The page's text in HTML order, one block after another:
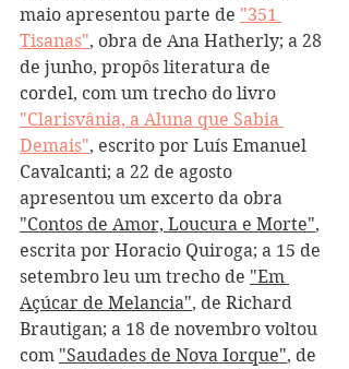
maio apresentou parte de "351
Tisanas", obra de Ana Hatherly; a 28
de junho, propôs literatura de
cordel, com um trecho do livro
"Clarisvânia, a Aluna que Sabia
Demais", escrito por Luís Emanuel
Cavalcanti; a 22 de agosto
apresentou um excerto da obra
"Contos de Amor, Loucura e Morte",
escrita por Horacio Quiroga; a 15 de
setembro leu um trecho de "Em
Açúcar de Melancia", de Richard
Brautigan; a 18 de novembro voltou
com "Saudades de Nova Iorque", de